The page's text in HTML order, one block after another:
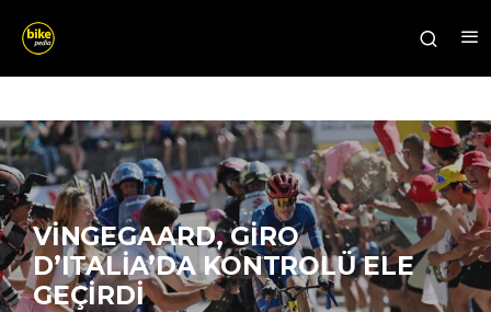
VINGEGAARD, GIRO
D’ITALIA’DA KONTROLÜ ELE
GEÇIRDI